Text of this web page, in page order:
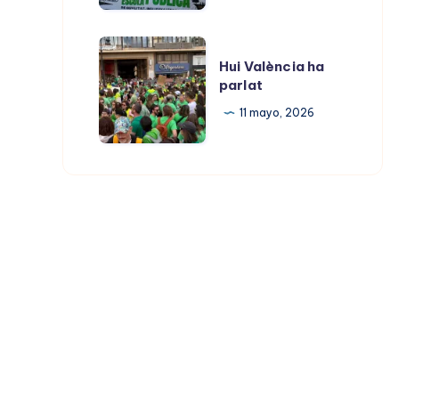
fet
història
Hui
València
ha
parlat
Hui València ha
parlat
11 mayo, 2026